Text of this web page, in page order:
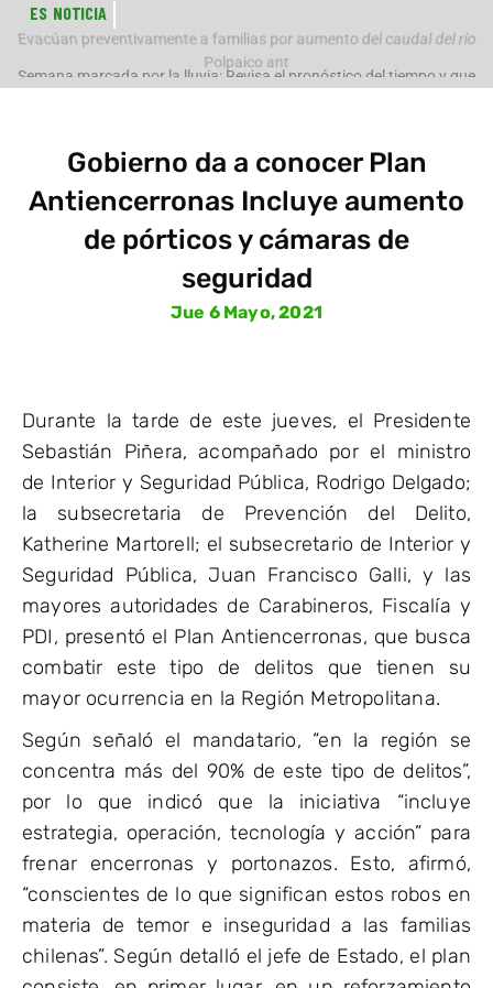
ES NOTICIA
Evacúan preventivamente a familias por aumento del caudal del río
Polpaico ant
Gobierno da a conocer Plan
Antiencerronas Incluye aumento
de pórticos y cámaras de
seguridad
Jue 6 Mayo, 2021
Durante la tarde de este jueves, el Presidente
Sebastián Piñera, acompañado por el ministro
de Interior y Seguridad Pública, Rodrigo Delgado;
la subsecretaria de Prevención del Delito,
Katherine Martorell; el subsecretario de Interior y
Seguridad Pública, Juan Francisco Galli, y las
mayores autoridades de Carabineros, Fiscalía y
PDI, presentó el Plan Antiencerronas, que busca
combatir este tipo de delitos que tienen su
mayor ocurrencia en la Región Metropolitana.
Según señaló el mandatario, “en la región se
concentra más del 90% de este tipo de delitos”,
por lo que indicó que la iniciativa “incluye
estrategia, operación, tecnología y acción” para
frenar encerronas y portonazos. Esto, afirmó,
“conscientes de lo que significan estos robos en
materia de temor e inseguridad a las familias
chilenas”. Según detalló el jefe de Estado, el plan